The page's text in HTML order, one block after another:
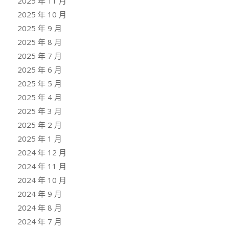
2025 年 10 月
2025 年 9 月
2025 年 8 月
2025 年 7 月
2025 年 6 月
2025 年 5 月
2025 年 4 月
2025 年 3 月
2025 年 2 月
2025 年 1 月
2024 年 12 月
2024 年 11 月
2024 年 10 月
2024 年 9 月
2024 年 8 月
2024 年 7 月